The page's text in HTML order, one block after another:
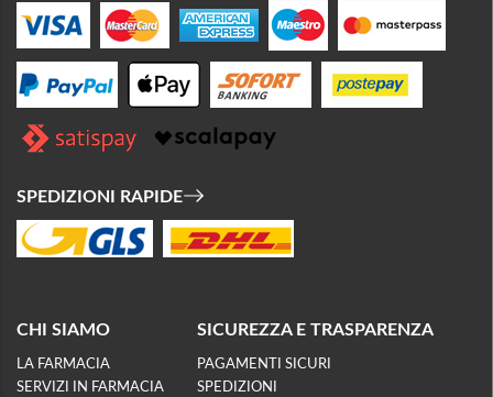
SPEDIZIONI RAPIDE
CHI SIAMO
LA FARMACIA
SERVIZI IN FARMACIA
SICUREZZA E TRASPARENZA
PAGAMENTI SICURI
SPEDIZIONI